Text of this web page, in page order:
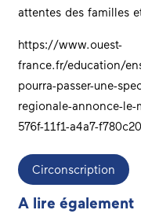
attentes des familles
https://www.ouest-
france.fr/education/
pourra-passer-une-
regionale-annonce-
576f-11f1-a4a7-
Circonscription
A lire également